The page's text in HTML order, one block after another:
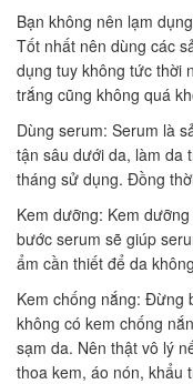
Bạn không nên lạm
Tốt nhất nên dùng các
dụng tuy không tức thời
trắng cũng không quá
Dùng serum: Serum là
tận sâu dưới da, làm da
tháng sử dụng. Đồng
Kem dưỡng: Kem
bước serum sẽ giúp
ẩm cần thiết để da
Kem chống nắng: Đừng
không có kem chống
sạm da. Nên thật vô lý
thoa kem, áo nón, khẩu